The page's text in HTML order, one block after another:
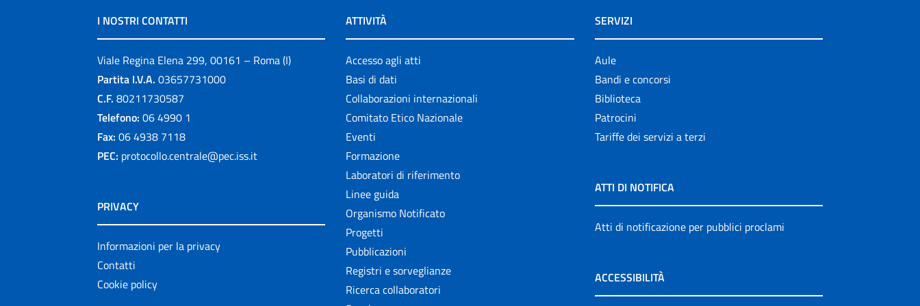
I NOSTRI CONTATTI
Viale Regina Elena 299, 00161 – Roma (I)
Partita I.V.A. 03657731000
C.F. 80211730587
Telefono: 06 4990 1
Fax: 06 4938 7118
PEC: protocollo.centrale@pec.iss.it
PRIVACY
Informazioni per la privacy
Contatti
Cookie policy
ATTIVITÀ
Accesso agli atti
Basi di dati
Collaborazioni internazionali
Comitato Etico Nazionale
Eventi
Formazione
Laboratori di riferimento
Linee guida
Organismo Notificato
Progetti
Pubblicazioni
Registri e sorveglianze
Ricerca collaboratori
SERVIZI
Aule
Bandi e concorsi
Biblioteca
Patrocini
Tariffe dei servizi a terzi
ATTI DI NOTIFICA
Atti di notificazione per pubblici proclami
ACCESSIBILITÀ